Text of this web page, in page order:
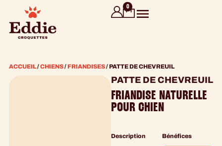
0
ACCUEIL/CHIENS/ FRIANDISES/ PATTE DE CHEVREUIL
PATTE DE CHEVREUIL
FRIANDISE NATURELLE
POUR CHIEN
Description
Bénéfices